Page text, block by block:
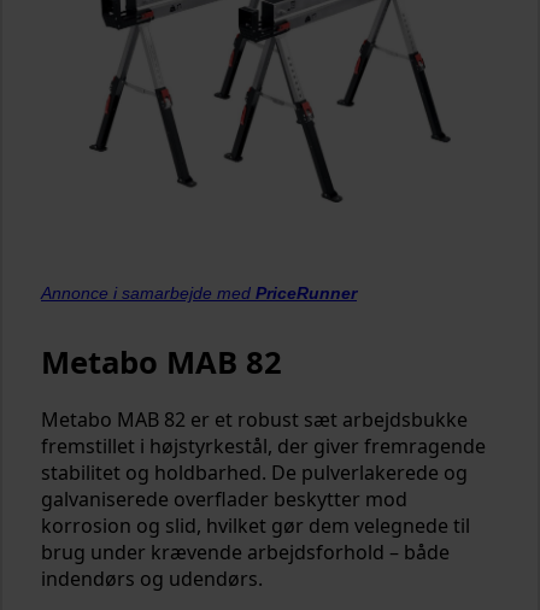
Annonce i samarbejde med PriceRunner
Metabo MAB 82
Metabo MAB 82 er et robust sæt arbejdsbukke
fremstillet i højstyrkestål, der giver fremragende
stabilitet og holdbarhed. De pulverlakerede og
galvaniserede overflader beskytter mod
korrosion og slid, hvilket gør dem velegnede til
brug under krævende arbejdsforhold – både
indendørs og udendørs.